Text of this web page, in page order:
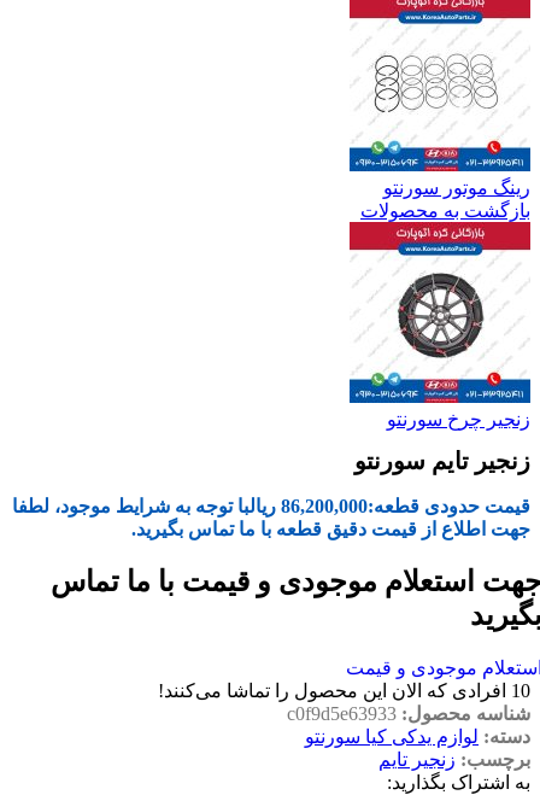
رینگ موتور سورنتو
بازگشت به محصولات
زنجیر چرخ سورنتو
زنجیر تایم سورنتو
قیمت حدودی قطعه:86,200,000 ریالبا توجه به شرایط موجود، لطفا
جهت اطلاع از قیمت دقیق قطعه با ما تماس بگیرید.
استعلام موجودی و قیمت با ما تماس
موجودی و قیمت
10 افرادی که الان این محصول را تماشا می‌کنند!
شناسه محصول: c0f9d5e63933
دسته: لوازم یدکی کیا سورنتو
برچسب: زنجیر تایم
به اشتراک بگذارید: